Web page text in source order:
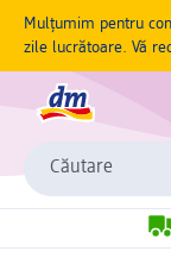
Mulțumim pentru
zile lucrătoare. Vă
Căutare